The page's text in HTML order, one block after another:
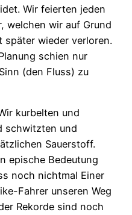
Wir feierten jeden
welchen wir auf Grund
später wieder verloren.
schien nur
(den Fluss) zu
kurbelten und
schwitzten und
Sauerstoff.
epische Bedeutung
noch nichtmal Einer
Fahrer unseren Weg
Rekorde sind noch